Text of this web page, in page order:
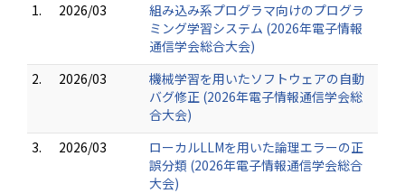
1.
2026/03
組み込み系プログラマ向けのプログラ
ミング学習システム (2026年電子情報
通信学会総合大会)
2.
2026/03
機械学習を用いたソフトウェアの自動
バグ修正 (2026年電子情報通信学会総
合大会)
3.
2026/03
ローカルLLMを用いた論理エラーの正
誤分類 (2026年電子情報通信学会総合
大会)